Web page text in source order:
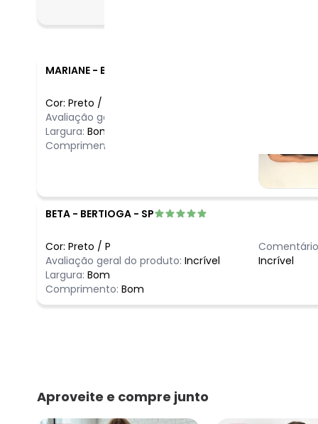
MARIANE - BIRIGUI - SP
Cor: Preto /
Avaliação geral do produto:
Largura: Bom
Comprimento:
BETA - BERTIOGA - SP
Cor: Preto / P
Avaliação geral do produto: Incrível
Largura: Bom
Comprimento: Bom
Incrível
Aproveite e compre junto